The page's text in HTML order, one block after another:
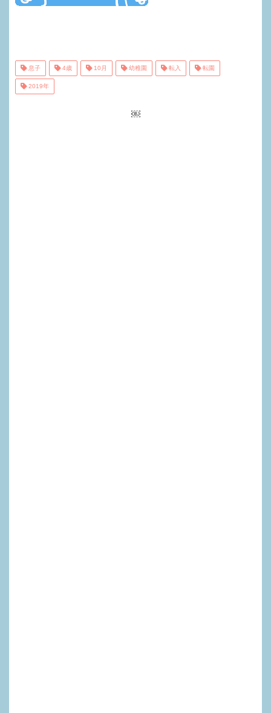
息子 4歳 10月 幼稚園 転入 転園
2019年
￼